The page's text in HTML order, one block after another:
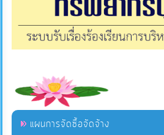
แผนการจัดซื้อจัดจ้าง